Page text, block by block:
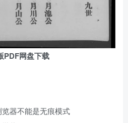
PDF网盘下载
器不能是无痕模式